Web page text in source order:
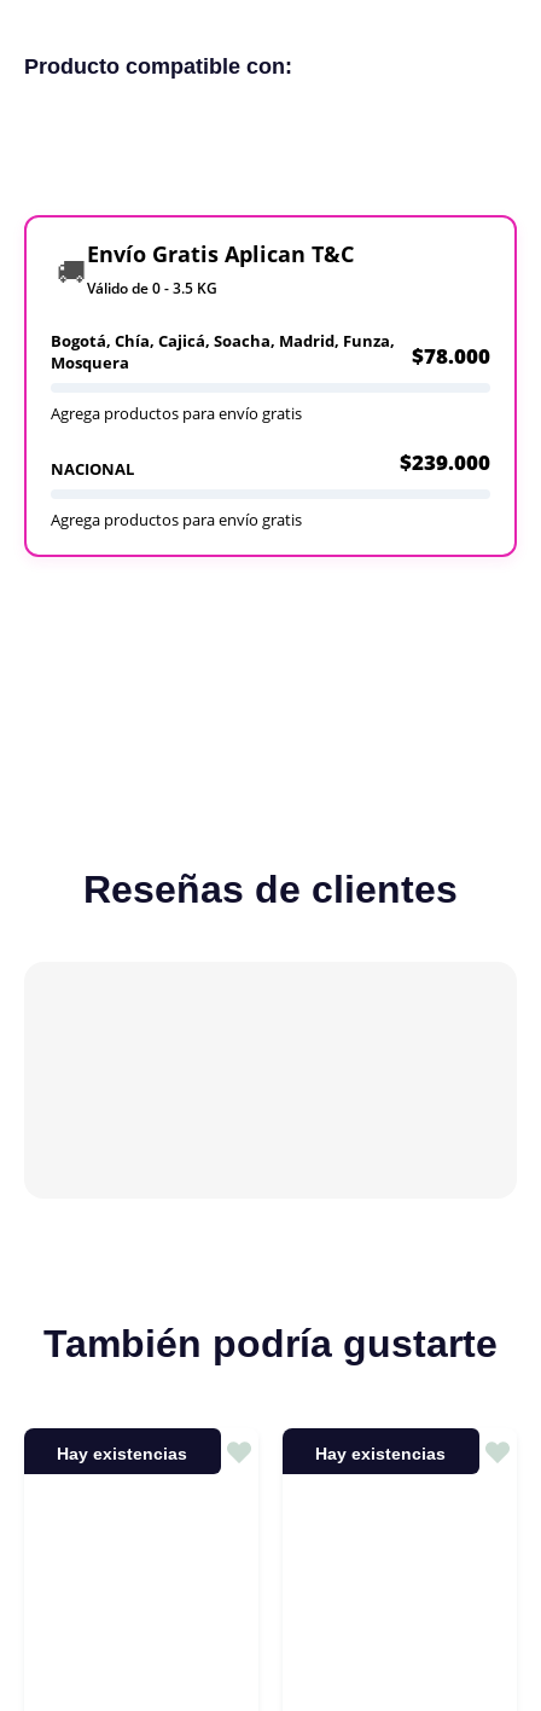
Producto compatible con:
🚚 Envío Gratis Aplican T&C
Válido de 0 - 3.5 KG
Bogotá, Chía, Cajicá, Soacha, Madrid, Funza,
Mosquera
$78.000
Agrega productos para envío gratis
NACIONAL $239.000
Agrega productos para envío gratis
Reseñas de clientes
También podría gustarte
Hay existencias Hay existencias